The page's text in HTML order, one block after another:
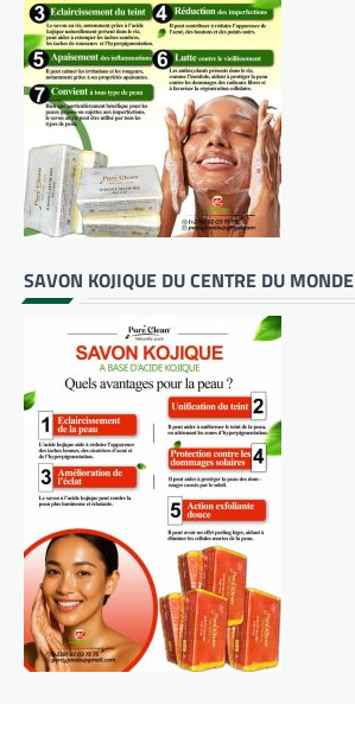
SAVON KOJIQUE DU CENTRE DU MONDE